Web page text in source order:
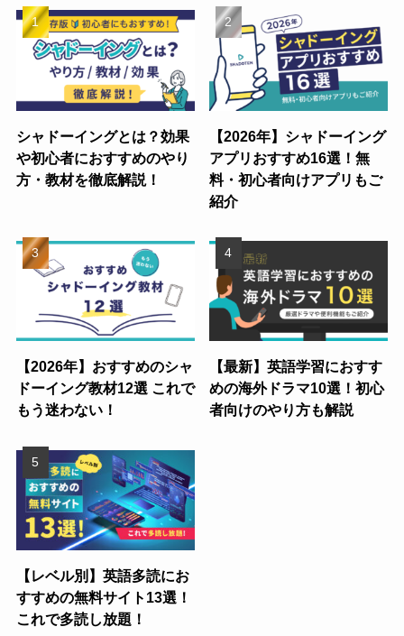
シャドーイングとは？効果
や初心者におすすめのやり
方・教材を徹底解説！
【2026年】シャドーイング
アプリおすすめ16選！無
料・初心者向けアプリもご
紹介
【2026年】おすすめのシャ
ドーイング教材12選 これで
もう迷わない！
【最新】英語学習におすす
めの海外ドラマ10選！初心
者向けのやり方も解説
【レベル別】英語多読にお
すすめの無料サイト13選！
これで多読し放題！